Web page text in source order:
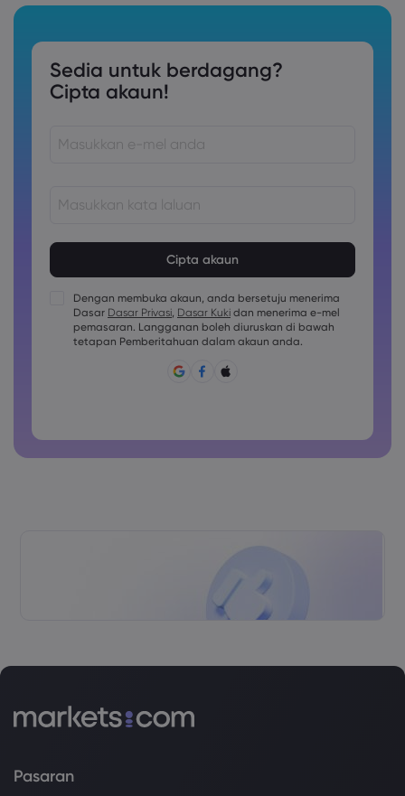
Sedia untuk berdagang?
Cipta akaun!
Kata laluan mesti mengandungi sekurang-kurangnya 1
Kata laluan mesti mengandungi sekurang-kurangnya 1
huruf besar aksara
Kata laluan mesti mengandungi sekurang-kurangnya 1
huruf kecil aksara
Kata laluan mesti mengandungi ~!@#£%^&amp;*()_-
Kata laluan tidak boleh mengandungi jarak
Dengan membuka akaun, anda bersetuju menerima
Dasar Dasar Privasi, Dasar Kuki dan menerima e-mel
pemasaran. Langganan boleh diuruskan di bawah
tetapan Pemberitahuan dalam akaun anda.
Pasaran